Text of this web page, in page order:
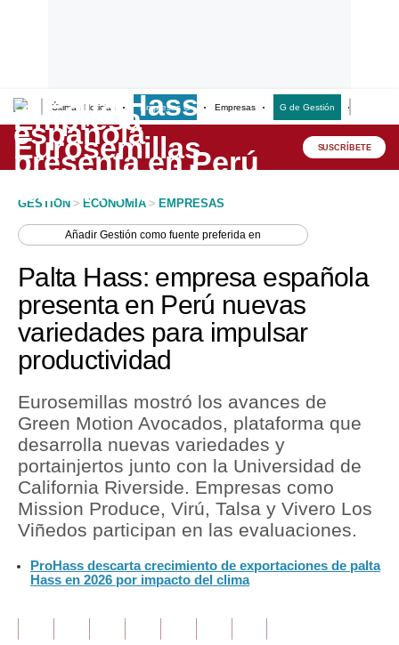
Últimas Noticias Empresas G Empresas G de Gestión
Lo último
Peru Quiosco
Economía
Mercados
Perú
Política
Tu Dinero
Finanzas Personales
Inmobiliarias
Plus G
Opinión
SUSCRÍBETE
GESTION > ECONOMIA > EMPRESAS
AñadirGestión como fuente preferida en
Palta Hass: empresa española
presenta en Perú nuevas
variedades para impulsar
productividad
Eurosemillas mostró los avances de
Green Motion Avocados, plataforma que
desarrolla nuevas variedades y
portainjertos junto con la Universidad de
California Riverside. Empresas como
Mission Produce, Virú, Talsa y Vivero Los
Viñedos participan en las evaluaciones.
ProHass descarta crecimiento de exportaciones de palta
Hass en 2026 por impacto del clima